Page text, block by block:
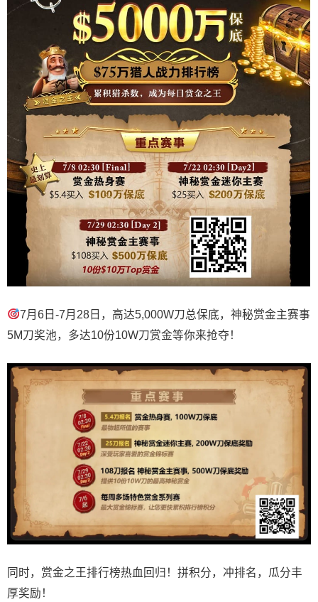
7月6日-7月28日，高达5,000W刀总保底，神秘赏金主赛事
5M刀奖池，多达10份10W刀赏金等你来抢夺！
同时，赏金之王排行榜热血回归！拼积分，冲排名，瓜分丰
厚奖励！